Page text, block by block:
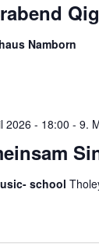
Namborn
2026 - 18:00 - 9.
school